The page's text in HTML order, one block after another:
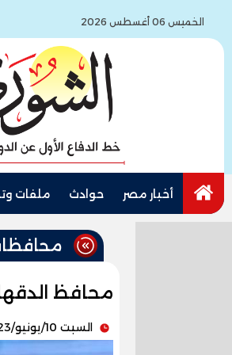
الخميس 06 أغسطس 2026
أخبار مصر حوادث ملفات
محافظ
السبت 10/يونيو/2023 - 11:38 ص